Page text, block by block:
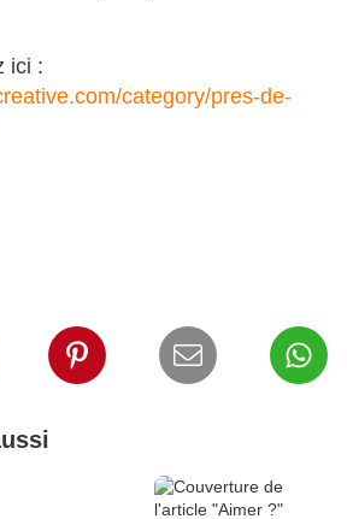
ici :
category/pres-de-